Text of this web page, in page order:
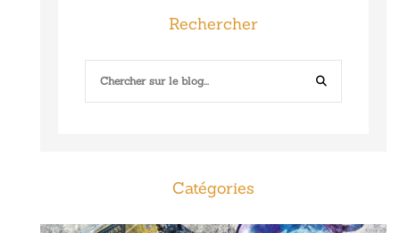
Rechercher
Catégories